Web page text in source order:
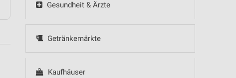
Gesundheit & Ärzte
Getränkemärkte
Kaufhäuser